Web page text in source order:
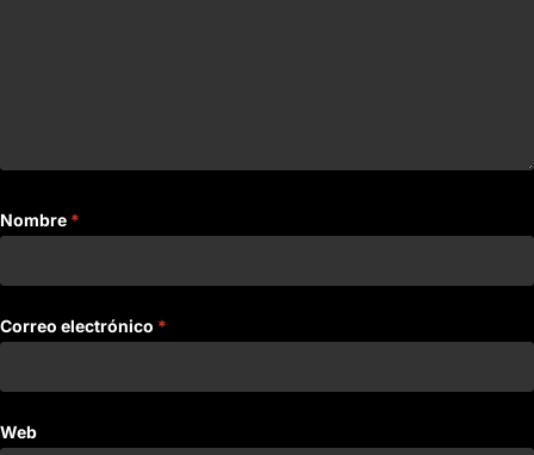
Nombre *
Correo electrónico *
Web